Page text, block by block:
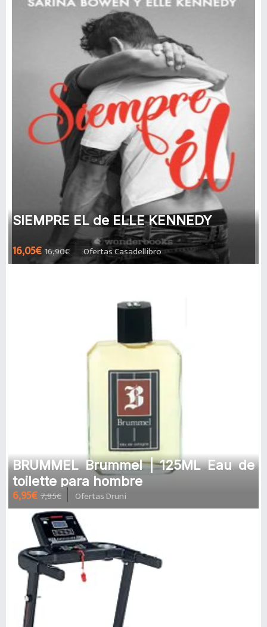
SIEMPRE EL de ELLE KENNEDY
16,05€ 16,90€ Ofertas Casadellibro
BRUMMEL Brummel | 125ML Eau de
toilette para hombre
6,95€ 7,95€ Ofertas Druni